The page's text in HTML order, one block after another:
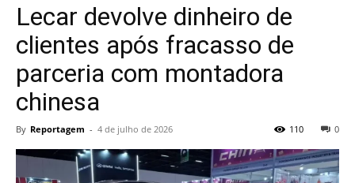
Lecar devolve dinheiro de
clientes após fracasso de
parceria com montadora
chinesa
By Reportagem - 4 de julho de 2026 0
110